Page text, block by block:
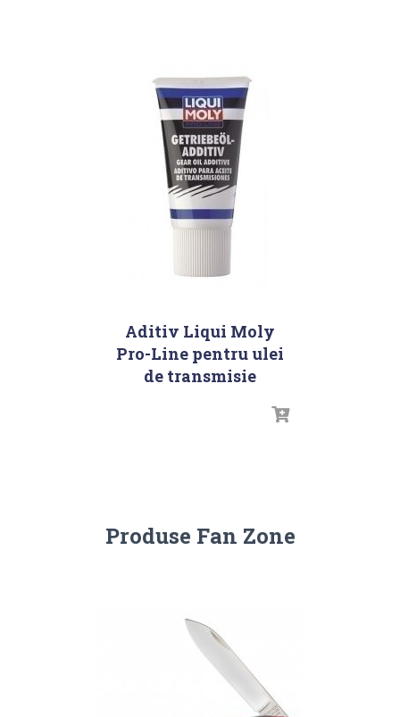
Aditiv Liqui Moly
Pro-Line pentru ulei
de transmisie
Produse Fan Zone